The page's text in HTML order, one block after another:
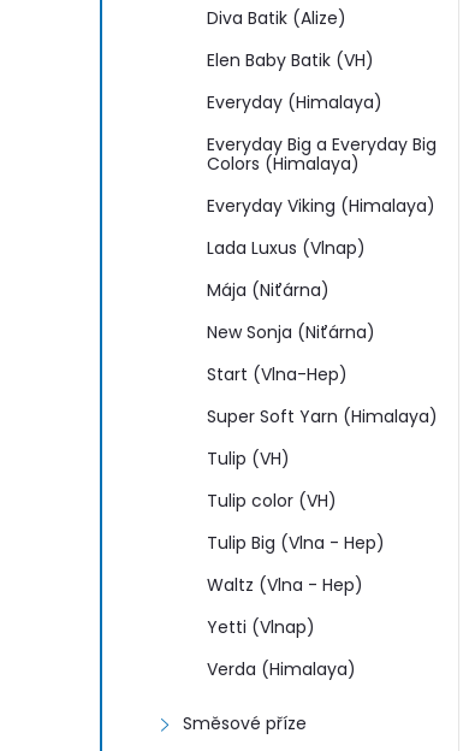
Diva Batik (Alize)
Elen Baby Batik (VH)
Everyday (Himalaya)
Everyday Big a Everyday Big
Colors (Himalaya)
Everyday Viking (Himalaya)
Lada Luxus (Vlnap)
Mája (Niťárna)
New Sonja (Niťárna)
Start (Vlna-Hep)
Super Soft Yarn (Himalaya)
Tulip (VH)
Tulip color (VH)
Tulip Big (Vlna - Hep)
Waltz (Vlna - Hep)
Yetti (Vlnap)
Verda (Himalaya)
Směsové příze